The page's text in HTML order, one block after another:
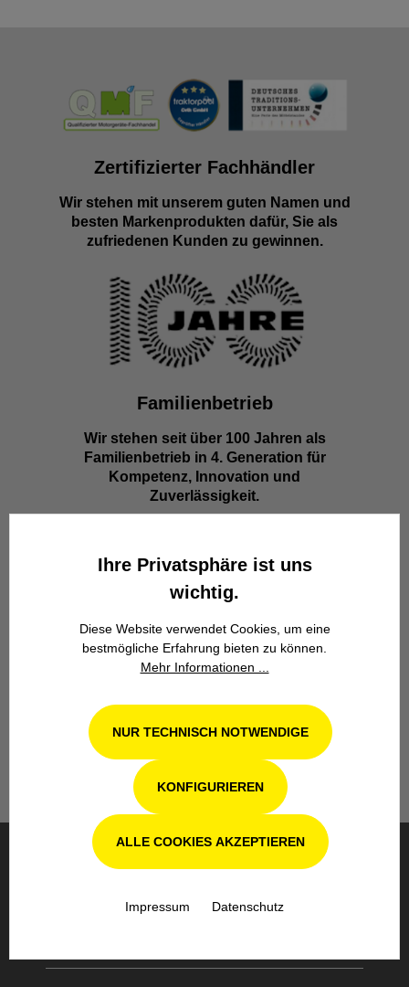
Zertifizierter Fachhändler
Wir stehen mit unserem guten Namen und
besten Markenprodukten dafür, Sie als
zufriedenen Kunden zu gewinnen.
Familienbetrieb
Wir stehen seit über 100 Jahren als
Familienbetrieb in 4. Generation für
Kompetenz, Innovation und
Zuverlässigkeit.
Werkstatt in Odenthal / Köln
und Landtechnik- Geräte in Odenthal bei
Köln steht Ihnen auch nach dem Kauf mit
Ihre Privatsphäre ist uns
wichtig.
Diese Website verwendet Cookies, um eine
bestmögliche Erfahrung bieten zu können.
Mehr Informationen ...
NUR TECHNISCH NOTWENDIGE
KONFIGURIEREN
ALLE COOKIES AKZEPTIEREN
Impressum Datenschutz